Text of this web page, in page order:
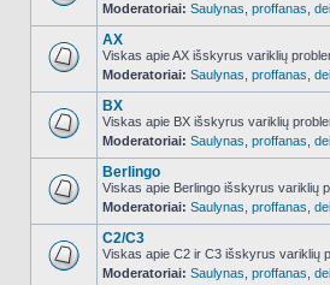
NO_UNREAD_POSTS
Moderatoriai: Saulynas proffanas
NO_UNREAD_POSTS
AX
Viskas apie AX išskyrus variklių
Moderatoriai: Saulynas proffanas
NO_UNREAD_POSTS
BX
Viskas apie BX išskyrus variklių
Moderatoriai: Saulynas proffanas
NO_UNREAD_POSTS
Berlingo
Viskas apie Berlingo išskyrus variklių
Moderatoriai: Saulynas proffanas
NO_UNREAD_POSTS
C2/C3
Viskas apie C2 ir C3 išskyrus variklių
Moderatoriai: Saulynas proffanas